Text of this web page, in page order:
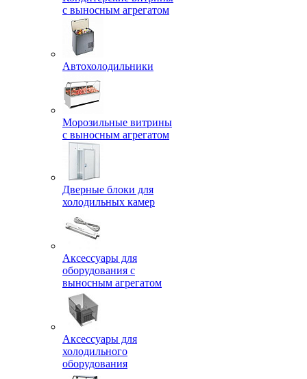
с выносным агрегатом
Автохолодильники
Морозильные витрины
с выносным агрегатом
Дверные блоки для
холодильных камер
Аксессуары для
оборудования с
выносным агрегатом
Аксессуары для
холодильного
оборудования